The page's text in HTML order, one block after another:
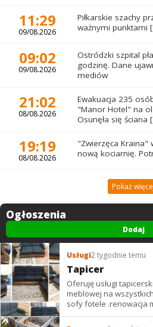
11:29
09/08.2026
Piłkarskie szachy
ważnymi punktami
09:02
09/08.2026
Ostródzki szpital
godzinę. Dane
mediów
21:02
08/08.2026
Ewakuacja 235
"Manor Hotel" na
Osunęła się ściana
19:19
08/08.2026
"Zwierzęca Kraina"
nową kociarnię.
Pokaż
Ogłoszenia
Dodaj
Usługi2 tygodnie temu
Tapicer
Oferuję usługi
meblowej na wszystkich